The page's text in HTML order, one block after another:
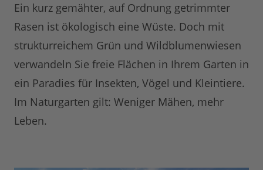
Ein kurz gemähter, auf Ordnung getrimmter
Rasen ist ökologisch eine Wüste. Doch mit
strukturreichem Grün und Wildblumenwiesen
verwandeln Sie freie Flächen in Ihrem Garten in
ein Paradies für Insekten, Vögel und Kleintiere.
Im Naturgarten gilt: Weniger Mähen, mehr
Leben.